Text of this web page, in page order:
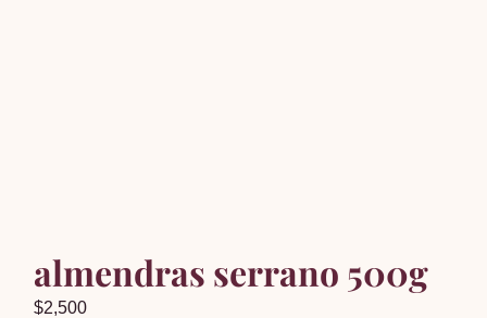
almendras serrano 500g
$2,500